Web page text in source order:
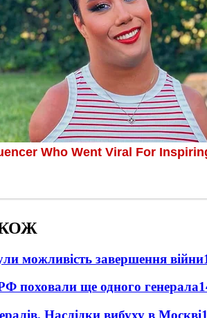
можливість завершення війни
поховали ще одного генерала
Наслідки вибуху в Москві